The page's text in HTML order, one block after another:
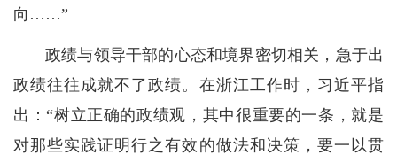
向……”
政绩与领导干部的心态和境界密切相关，急于出
政绩往往成就不了政绩。在浙江工作时，习近平指
出：“树立正确的政绩观，其中很重要的一条，就是
对那些实践证明行之有效的做法和决策，要一以贯